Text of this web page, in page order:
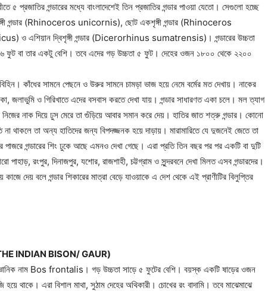
About
৫ প্রজাতির গন্ডারের মধ্যে বাংলাদেশেই তিন প্রজাতির গন্ডার পাওয়া যেতো। সেগুলো হচ্ছে
গন্ডার (Rhinoceros unicornis), ছোট একশৃঙ্গী গন্ডার (Rhinoceros
ও এশিয়ান দ্বিশৃঙ্গী গন্ডার (Dicerorhinus sumatrensis)। গন্ডারের উচ্চতা
৬ ফুট বা তার একটু বেশি। তবে এদের গড় উচ্চতা ৫ ফুট। দেহের ওজন ১৮০০ থেকে ২২০০
কাঁধের সামনে পেছনে ও উরুর সামনে চামড়া ভাজ হয়ে নেমে বর্মের মত দেখায়। নাকের
জলাভুমি ও গিরিখাতে এদের বসবাস করতে দেখা যায়। গন্ডার সাধারণত একা চলে। মল ত্যাগ
নাক দিয়ে ঢুস মেরে তা গুঁড়িয়ে আবার সমান করে দেয়। হাতির জাত শত্রু গন্ডার। কোনো
থাকলে তা অন্য হাতিদের জন্য বিপদজ্জনক হয়ে দাড়ায়। মারামারিতে যে দুজনেই জেতে তা
গন্ডারের শিং ঢুকে আছে এমনও দেখা গেছে। এরা প্রতি তিন বছর পর পর একটি বা দুটি
পাহাড়, রংপুর, দিনাজপুর, যশোর, রাজশাহী, চট্টগ্রাম ও সুন্দরবনে দেখা মিলত এসব গন্ডারদের।
কাজে দেয় বলে গন্ডার শিকারের মাত্রা বেড়ে যাওয়াকে এ দেশ থেকে এই প্রাণীটির বিলুপ্তির
INDIAN BISON/ GAUR)
নাম Bos frontalis। গড় উচ্চতা সাড়ে ৫ ফুটের বেশি। বয়স্ক একটি ষাড়ের ওজন
থাকে। এরা বিশাল মাথা, সুঠাম দেহের অথিকারী। চোখের রং বাদামি। তবে মাঝেমাঝে